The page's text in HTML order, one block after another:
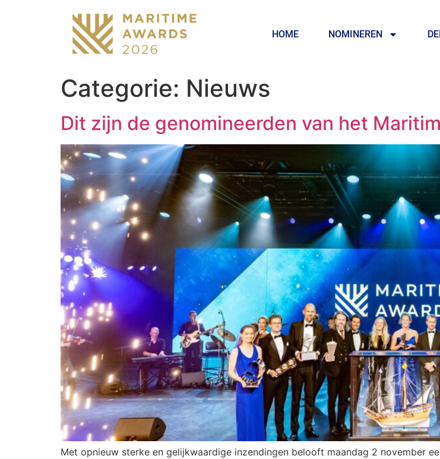
HOME NOMINEREN
Categorie: Nieuws
Dit zijn de genomineerden van het
Met opnieuw sterke en gelijkwaardige inzendingen belooft maandag 2 november